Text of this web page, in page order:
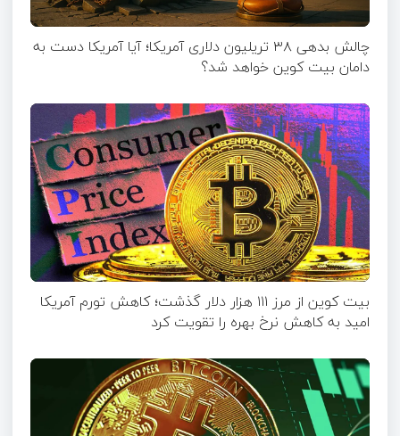
چالش بدهی ۳۸ تریلیون دلاری آمریکا؛ آیا آمریکا دست به
دامان بیت کوین خواهد شد؟
بیت کوین از مرز ۱۱۱ هزار دلار گذشت؛ کاهش تورم آمریکا
امید به کاهش نرخ بهره را تقویت کرد